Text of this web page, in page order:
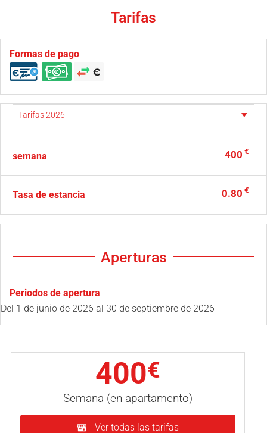
Tarifas
Formas de pago
semana 400 €
Tasa de estancia 0.80 €
Aperturas
Periodos de apertura
Del 1 de junio de 2026 al 30 de septiembre de 2026
400€
Semana (en apartamento)
Ver todas las tarifas